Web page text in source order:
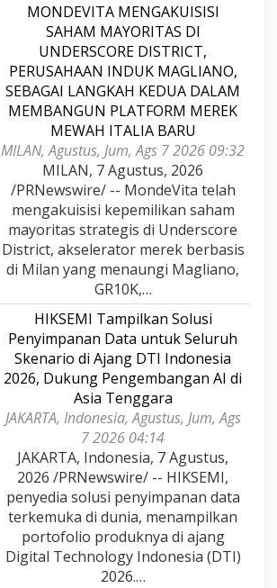
MONDEVITA MENGAKUISISI
SAHAM MAYORITAS DI
UNDERSCORE DISTRICT,
PERUSAHAAN INDUK MAGLIANO,
SEBAGAI LANGKAH KEDUA DALAM
MEMBANGUN PLATFORM MEREK
MEWAH ITALIA BARU
MILAN, Agustus, Jum, Ags 7 2026 09:32
MILAN, 7 Agustus, 2026
/PRNewswire/ -- MondeVita telah
mengakuisisi kepemilikan saham
mayoritas strategis di Underscore
District, akselerator merek berbasis
di Milan yang menaungi Magliano,
GR10K,…
HIKSEMI Tampilkan Solusi
Penyimpanan Data untuk Seluruh
Skenario di Ajang DTI Indonesia
2026, Dukung Pengembangan AI di
Asia Tenggara
JAKARTA, Indonesia, Agustus, Jum, Ags
7 2026 04:14
JAKARTA, Indonesia, 7 Agustus,
2026 /PRNewswire/ -- HIKSEMI,
penyedia solusi penyimpanan data
terkemuka di dunia, menampilkan
portofolio produknya di ajang
Digital Technology Indonesia (DTI)
2026.…